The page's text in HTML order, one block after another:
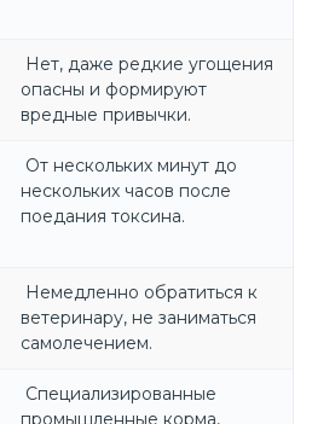
Нет, даже редкие угощения
опасны и формируют
вредные привычки.
От нескольких минут до
нескольких часов после
поедания токсина.
Немедленно обратиться к
ветеринару, не заниматься
самолечением.
Специализированные
промышленные корма,